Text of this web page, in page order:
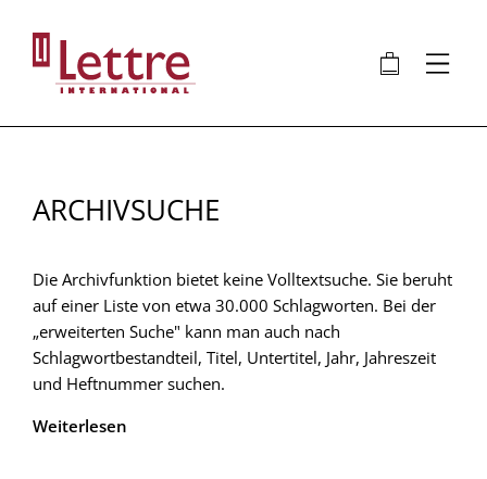
Inhalt
🛍 ⋮
ARCHIVSUCHE
Die Archivfunktion bietet keine Volltextsuche. Sie beruht
auf einer Liste von etwa 30.000 Schlagworten. Bei der
„erweiterten Suche" kann man auch nach
Schlagwortbestandteil, Titel, Untertitel, Jahr, Jahreszeit
und Heftnummer suchen.
Weiterlesen